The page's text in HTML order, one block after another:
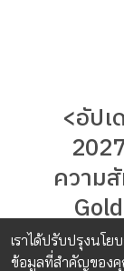
<อัป
ความ
เราได้ปรับปรุงนโ
ข้อมูลที่สำคัญของคุ